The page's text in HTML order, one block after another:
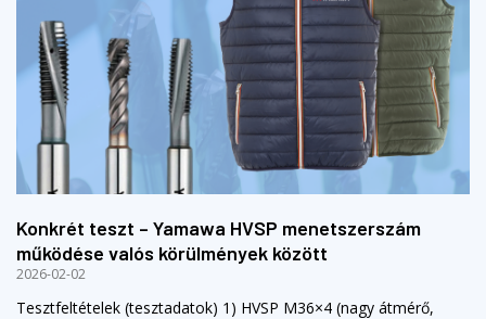
Konkrét teszt – Yamawa HVSP menetszerszám
működése valós körülmények között
2026-02-02
Tesztfeltételek (tesztadatok) 1) HVSP M36×4 (nagy átmérő,